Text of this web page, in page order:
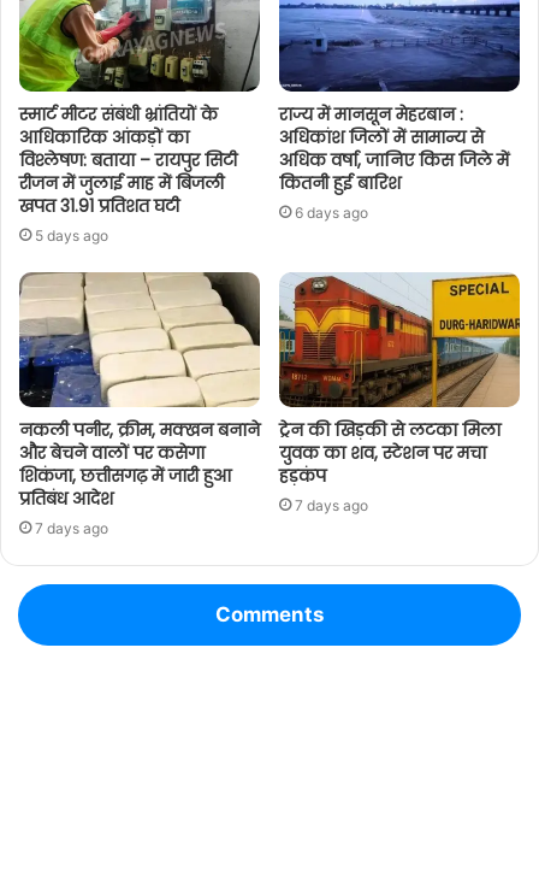
स्मार्ट मीटर संबंधी भ्रांतियों के
आधिकारिक आंकड़ों का
विश्लेषण: बताया – रायपुर सिटी
रीजन में जुलाई माह में बिजली
खपत 31.91 प्रतिशत घटी
5 days ago
राज्य में मानसून मेहरबान :
अधिकांश जिलों में सामान्य से
अधिक वर्षा, जानिए किस जिले में
कितनी हुई बारिश
6 days ago
नकली पनीर, क्रीम, मक्खन बनाने
और बेचने वालों पर कसेगा
शिकंजा, छत्तीसगढ़ में जारी हुआ
प्रतिबंध आदेश
7 days ago
ट्रेन की खिड़की से लटका मिला
युवक का शव, स्टेशन पर मचा
हड़कंप
7 days ago
Comments